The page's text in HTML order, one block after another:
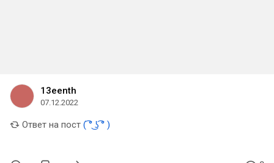
13eenth
07.12.2022
Ответ на пост ( ͡° ͜ʖ ͡° )